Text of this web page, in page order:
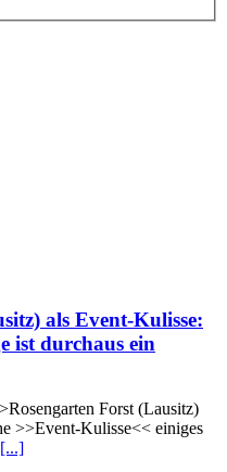
als Event-Kulisse:
ist durchaus ein
Forst (Lausitz)
>>Event-Kulisse<< einiges
[...]